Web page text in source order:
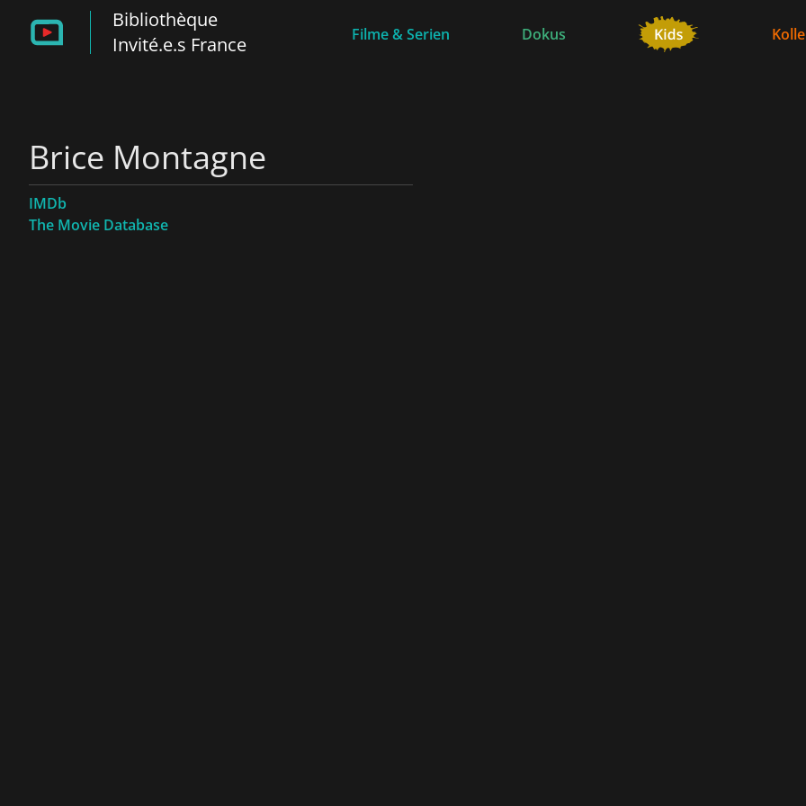
Bibliothèque
Invité.e.s France
Filme & Serien Dokus
Brice Montagne
IMDb
The Movie Database